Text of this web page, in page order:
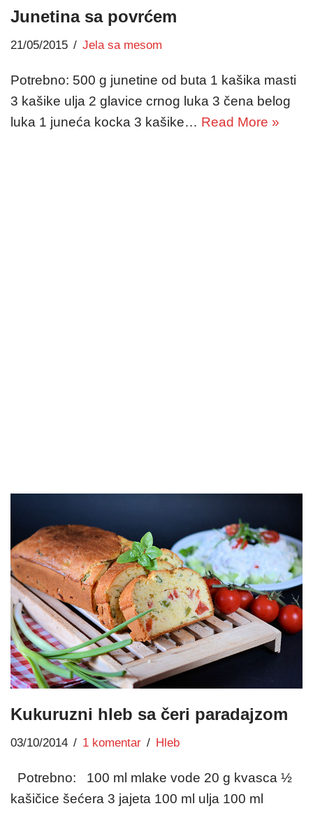
Junetina sa povrćem
21/05/2015 Jela sa mesom
Potrebno: 500 g junetine od buta 1 kašika masti
3 kašike ulja 2 glavice crnog luka 3 čena belog
luka 1 juneća kocka 3 kašike… Read More »
Kukuruzni hleb sa čeri paradajzom
03/10/2014 1 komentar Hleb
Potrebno: 100 ml mlake vode 20 g kvasca ½
kašičice šećera 3 jajeta 100 ml ulja 100 ml